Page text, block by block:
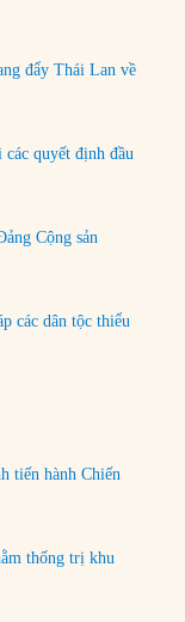
đẩy Thái Lan về
quyết định đầu
Cộng sản
các dân tộc thiểu
tiến hành Chiến
thống trị khu